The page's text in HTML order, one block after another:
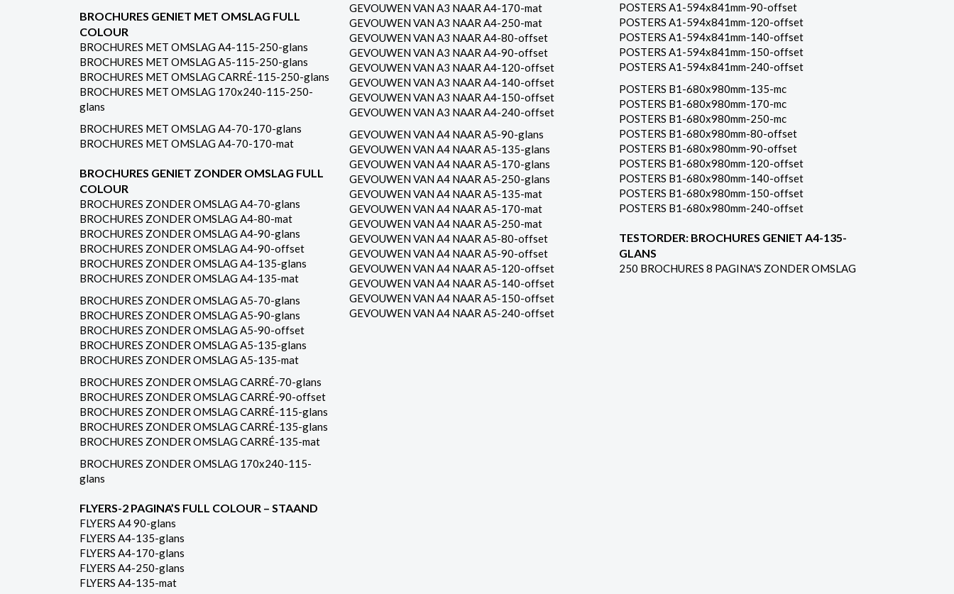
BROCHURES GENIET MET OMSLAG FULL
COLOUR
BROCHURES MET OMSLAG A4-115-250-glans
BROCHURES MET OMSLAG A5-115-250-glans
BROCHURES MET OMSLAG CARRÉ-115-250-glans
BROCHURES MET OMSLAG 170x240-115-250-
glans
BROCHURES MET OMSLAG A4-70-170-glans
BROCHURES MET OMSLAG A4-70-170-mat
BROCHURES GENIET ZONDER OMSLAG FULL
COLOUR
BROCHURES ZONDER OMSLAG A4-70-glans
BROCHURES ZONDER OMSLAG A4-80-mat
BROCHURES ZONDER OMSLAG A4-90-glans
BROCHURES ZONDER OMSLAG A4-90-offset
BROCHURES ZONDER OMSLAG A4-135-glans
BROCHURES ZONDER OMSLAG A4-135-mat
BROCHURES ZONDER OMSLAG A5-70-glans
BROCHURES ZONDER OMSLAG A5-90-glans
BROCHURES ZONDER OMSLAG A5-90-offset
BROCHURES ZONDER OMSLAG A5-135-glans
BROCHURES ZONDER OMSLAG A5-135-mat
BROCHURES ZONDER OMSLAG CARRÉ-70-glans
BROCHURES ZONDER OMSLAG CARRÉ-90-offset
BROCHURES ZONDER OMSLAG CARRÉ-115-glans
BROCHURES ZONDER OMSLAG CARRÉ-135-glans
BROCHURES ZONDER OMSLAG CARRÉ-135-mat
BROCHURES ZONDER OMSLAG 170x240-115-
glans
FLYERS-2 PAGINA’S FULL COLOUR – STAAND
FLYERS A4 90-glans
FLYERS A4-135-glans
FLYERS A4-170-glans
FLYERS A4-250-glans
FLYERS A4-135-mat
GEVOUWEN VAN A3 NAAR A4-170-mat
GEVOUWEN VAN A3 NAAR A4-250-mat
GEVOUWEN VAN A3 NAAR A4-80-offset
GEVOUWEN VAN A3 NAAR A4-90-offset
GEVOUWEN VAN A3 NAAR A4-120-offset
GEVOUWEN VAN A3 NAAR A4-140-offset
GEVOUWEN VAN A3 NAAR A4-150-offset
GEVOUWEN VAN A3 NAAR A4-240-offset
GEVOUWEN VAN A4 NAAR A5-90-glans
GEVOUWEN VAN A4 NAAR A5-135-glans
GEVOUWEN VAN A4 NAAR A5-170-glans
GEVOUWEN VAN A4 NAAR A5-250-glans
GEVOUWEN VAN A4 NAAR A5-135-mat
GEVOUWEN VAN A4 NAAR A5-170-mat
GEVOUWEN VAN A4 NAAR A5-250-mat
GEVOUWEN VAN A4 NAAR A5-80-offset
GEVOUWEN VAN A4 NAAR A5-90-offset
GEVOUWEN VAN A4 NAAR A5-120-offset
GEVOUWEN VAN A4 NAAR A5-140-offset
GEVOUWEN VAN A4 NAAR A5-150-offset
GEVOUWEN VAN A4 NAAR A5-240-offset
POSTERS A1-594x841mm-90-offset
POSTERS A1-594x841mm-120-offset
POSTERS A1-594x841mm-140-offset
POSTERS A1-594x841mm-150-offset
POSTERS A1-594x841mm-240-offset
POSTERS B1-680x980mm-135-mc
POSTERS B1-680x980mm-170-mc
POSTERS B1-680x980mm-250-mc
POSTERS B1-680x980mm-80-offset
POSTERS B1-680x980mm-90-offset
POSTERS B1-680x980mm-120-offset
POSTERS B1-680x980mm-140-offset
POSTERS B1-680x980mm-150-offset
POSTERS B1-680x980mm-240-offset
TESTORDER: BROCHURES GENIET A4-135-
GLANS
250 BROCHURES 8 PAGINA'S ZONDER OMSLAG